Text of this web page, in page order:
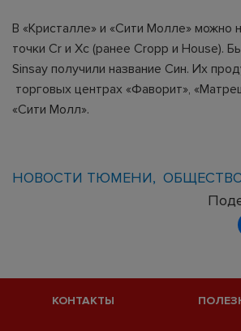
В «Кристалле» и «Сити Молле» можно
точки Cr и Xc (ранее Cropp и House).
Sinsay получили название Син. Их
торговых центрах «Фаворит»,
«Сити Молл».
НОВОСТИ ТЮМЕНИ
КОНТАКТЫ